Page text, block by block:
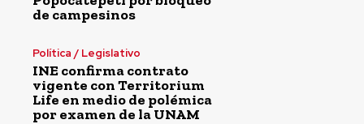
de campesinos
Política / Legislativo
INE confirma contrato
vigente con Territorium
Life en medio de polémica
por examen de la UNAM